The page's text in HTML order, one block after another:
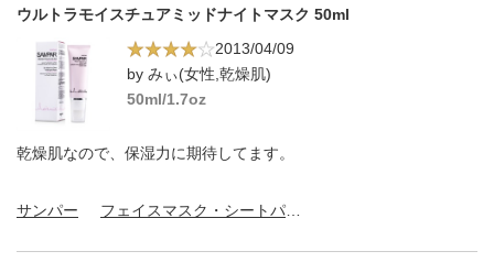
ウルトラモイスチュアミッドナイトマスク 50ml
2013/04/09
by みぃ(女性,乾燥肌)
50ml/1.7oz
乾燥肌なので、保湿力に期待してます。
サンパー